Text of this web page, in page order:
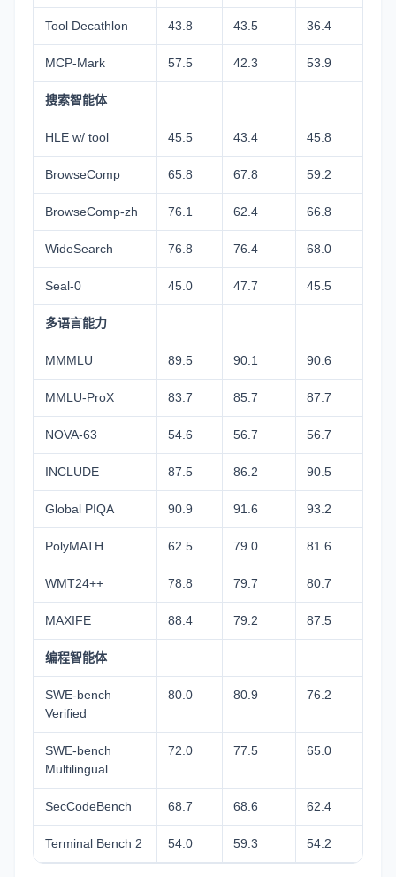
Tool Decathlon 43.8 43.5 36.4
MCP-Mark 57.5 42.3 53.9
搜索智能体
HLE w/ tool 45.5 43.4 45.8
BrowseComp 65.8 67.8 59.2
BrowseComp-zh 76.1 62.4 66.8
WideSearch 76.8 76.4 68.0
Seal-0 45.0 47.7 45.5
多语言能力
MMMLU 89.5 90.1 90.6
MMLU-ProX 83.7 85.7 87.7
NOVA-63 54.6 56.7 56.7
INCLUDE 87.5 86.2 90.5
Global PIQA 90.9 91.6 93.2
PolyMATH 62.5 79.0 81.6
WMT24++ 78.8 79.7 80.7
MAXIFE 88.4 79.2 87.5
编程智能体
SWE-bench
Verified
80.0 80.9 76.2
SWE-bench
Multilingual
72.0 77.5 65.0
SecCodeBench 68.7 68.6 62.4
Terminal Bench 2 54.0 59.3 54.2